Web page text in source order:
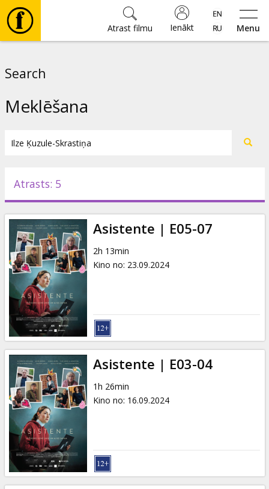
Menu
Ienākt
Atrast filmu
Pasākumi
Ziņas
Dāvanu
kartes
Uzkodas
B2B
Kino
Klubs
Search
Meklēšana
Atrasts: 5
Asistente | E05-07
2h 13min
Kino no: 23.09.2024
Asistente | E03-04
1h 26min
Kino no: 16.09.2024